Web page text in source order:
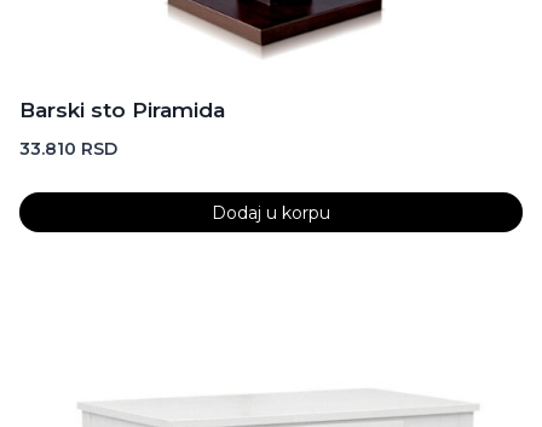
Barski sto Piramida
33.810 RSD
Dodaj u korpu